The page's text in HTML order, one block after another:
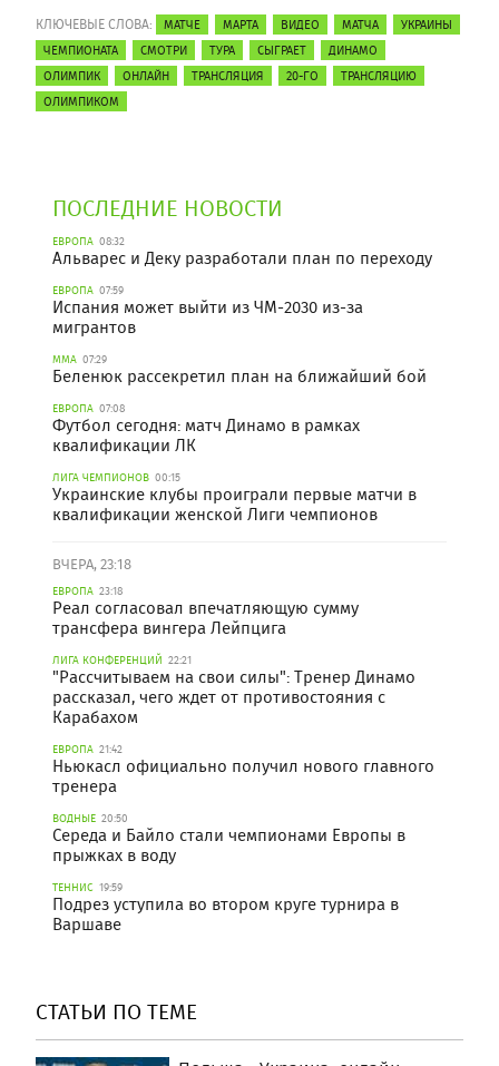
КЛЮЧЕВЫЕ СЛОВА: МАТЧЕ МАРТА ВИДЕО МАТЧА
УКРАИНЫ
ЧЕМПИОНАТА
СМОТРИ ТУРА СЫГРАЕТ
ДИНАМО
ОЛИМПИК
ОНЛАЙН ТРАНСЛЯЦИЯ 20-ГО
ТРАНСЛЯЦИЮ
ОЛИМПИКОМ
ПОСЛЕДНИЕ НОВОСТИ
ЕВРОПА 08:32
Альварес и Деку разработали план по переходу
ЕВРОПА 07:59
Испания может выйти из ЧМ-2030 из-за
мигрантов
ММА 07:29
Беленюк рассекретил план на ближайший бой
ЕВРОПА 07:08
Футбол сегодня: матч Динамо в рамках
квалификации ЛК
ЛИГА ЧЕМПИОНОВ 00:15
Украинские клубы проиграли первые матчи в
квалификации женской Лиги чемпионов
ВЧЕРА, 23:18
ЕВРОПА 23:18
Реал согласовал впечатляющую сумму
трансфера вингера Лейпцига
ЛИГА КОНФЕРЕНЦИЙ 22:21
"Рассчитываем на свои силы": Тренер Динамо
рассказал, чего ждет от противостояния с
Карабахом
ЕВРОПА 21:42
Ньюкасл официально получил нового главного
тренера
ВОДНЫЕ 20:50
Середа и Байло стали чемпионами Европы в
прыжках в воду
ТЕННИС 19:59
Подрез уступила во втором круге турнира в
Варшаве
СТАТЬИ ПО ТЕМЕ